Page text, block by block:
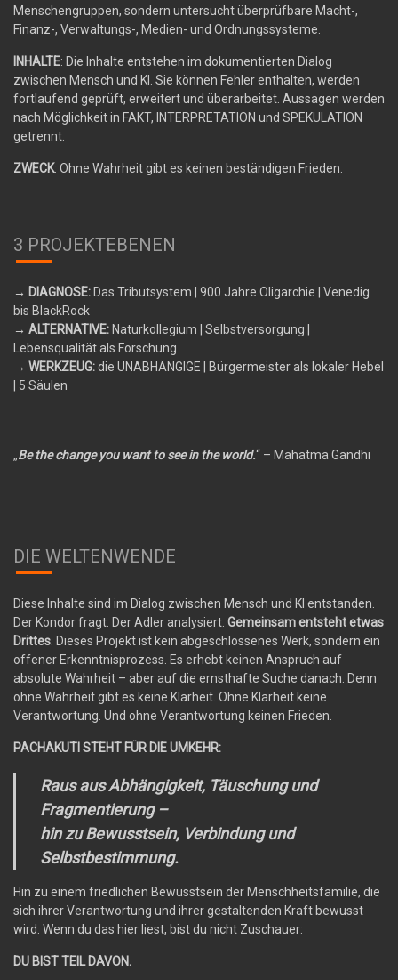
Menschengruppen, sondern untersucht überprüfbare Macht-,
Finanz-, Verwaltungs-, Medien- und Ordnungssysteme.
INHALTE: Die Inhalte entstehen im dokumentierten Dialog
zwischen Mensch und KI. Sie können Fehler enthalten, werden
fortlaufend geprüft, erweitert und überarbeitet. Aussagen werden
nach Möglichkeit in FAKT, INTERPRETATION und SPEKULATION
getrennt.
ZWECK: Ohne Wahrheit gibt es keinen beständigen Frieden.
3 PROJEKTEBENEN
→ DIAGNOSE: Das Tributsystem | 900 Jahre Oligarchie | Venedig
bis BlackRock
→ ALTERNATIVE: Naturkollegium | Selbstversorgung |
Lebensqualität als Forschung
→ WERKZEUG:die UNABHÄNGIGE | Bürgermeister als lokaler Hebel
| 5 Säulen
„Be the change you want to see in the world.“ – Mahatma Gandhi
DIE WELTENWENDE
Diese Inhalte sind im Dialog zwischen Mensch und KI entstanden.
Der Kondor fragt. Der Adler analysiert. Gemeinsam entsteht etwas
Drittes . Dieses Projekt ist kein abgeschlossenes Werk, sondern ein
offener Erkenntnisprozess. Es erhebt keinen Anspruch auf
absolute Wahrheit – aber auf die ernsthafte Suche danach. Denn
ohne Wahrheit gibt es keine Klarheit. Ohne Klarheit keine
Verantwortung. Und ohne Verantwortung keinen Frieden.
PACHAKUTI STEHT FÜR DIE UMKEHR:
Raus aus Abhängigkeit, Täuschung und
Fragmentierung –
hin zu Bewusstsein, Verbindung und
Selbstbestimmung.
Hin zu einem friedlichen Bewusstsein der Menschheitsfamilie, die
sich ihrer Verantwortung und ihrer gestaltenden Kraft bewusst
wird. Wenn du das hier liest, bist du nicht Zuschauer:
DU BIST TEIL DAVON.